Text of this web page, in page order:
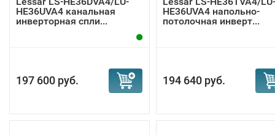
HE36UVA4 канальная
инверторная спли...
197 600 руб.
HE36UVA4 напольно-
потолочная инверт...
194 640 руб.